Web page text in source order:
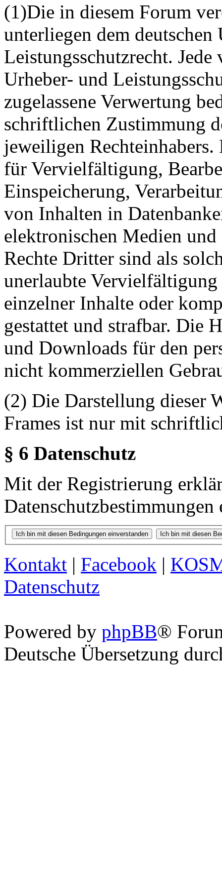
(1)Die in diesem Forum
unterliegen dem deutschen
Leistungsschutzrecht. Jede
Urheber- und
zugelassene Verwertung
schriftlichen Zustimmung
jeweiligen
für Vervielfältigung,
Einspeicherung,
von Inhalten in
elektronischen Medien
Rechte Dritter sind als
unerlaubte Vervielfältigung
einzelner Inhalte oder
gestattet und strafbar. Die
und Downloads für den
nicht kommerziellen
(2) Die Darstellung dieser
Frames ist nur mit
§ 6 Datenschutz
Mit der Registrierung
Datenschutzbestimmungen
Kontakt | Facebook |
Datenschutz
Powered by phpBB®
Deutsche Übersetzung